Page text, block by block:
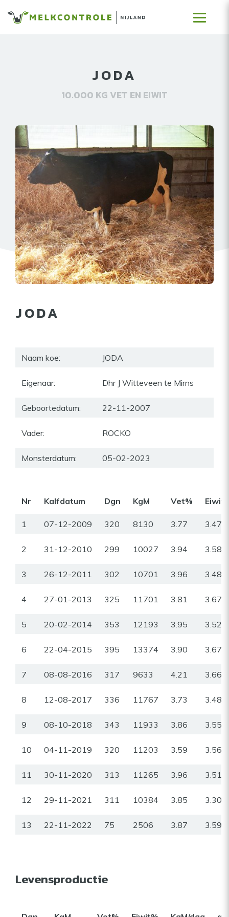
JODA
10.000 KG VET EN EIWIT
JODA
Naam koe: JODA
Eigenaar: Dhr J Witteveen te Mirns
Geboortedatum: 22-11-2007
Vader: ROCKO
Monsterdatum: 05-02-2023
Nr Kalfdatum Dgn KgM Vet%
1 07-12-2009 320 8130 3.77 3.47
2 31-12-2010 299 10027 3.94 3.58
3 26-12-2011 302 10701 3.96 3.48
4 27-01-2013 325 11701 3.81 3.67
5 20-02-2014 353 12193 3.95 3.52
6 22-04-2015 395 13374 3.90 3.67
7 08-08-2016 317 9633 4.21 3.66
8 12-08-2017 336 11767 3.73 3.48
9 08-10-2018 343 11933 3.86 3.55
10 04-11-2019 320 11203 3.59 3.56
11 30-11-2020 313 11265 3.96 3.51
12 29-11-2021 311 10384 3.85 3.30
13 22-11-2022 75 2506 3.87 3.59
Levensproductie